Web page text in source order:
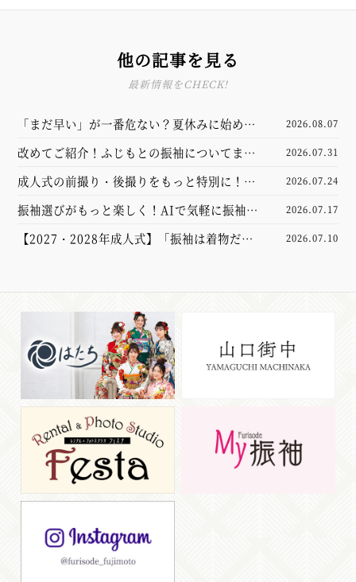
他の記事を見る
最新情報をCHECK!
「まだ早い」が一番危ない？夏休みに始める
振袖選び完全ガイド
2026.08.07
改めてご紹介！ふじもとの振袖についてまと
めました
2026.07.31
成人式の前撮り・後撮りをもっと特別に！新
しくなった撮影スタジオをご紹介
2026.07.24
振袖選びがもっと楽しく！AIで気軽に振袖試
着体験してみませんか？【山口市】
2026.07.17
【2027・2028年成人式】「振袖は着物だけ
2026.07.10